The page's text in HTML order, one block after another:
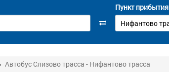
Пункт прибытия
Автобус Слизово трасса - Нифантово трасса